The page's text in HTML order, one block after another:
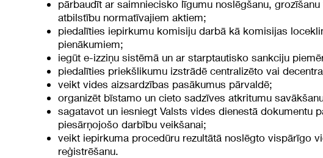
pārbaudīt ar saimniecisko līgumu noslēgšanu,
atbilstību normatīvajiem aktiem;
piedalīties iepirkumu komisiju darbā kā komisijas
pienākumiem;
iegūt e-izziņu sistēmā un ar starptautisko sankciju
piedalīties priekšlikumu izstrādē centralizēto vai
veikt vides aizsardzības pasākumus pārvaldē;
organizēt bīstamo un cieto sadzīves atkritumu
sagatavot un iesniegt Valsts vides dienestā dokumentu
piesārņojošo darbību veikšanai;
veikt iepirkuma procedūru rezultātā noslēgto vispārīgo
reģistrēšanu.